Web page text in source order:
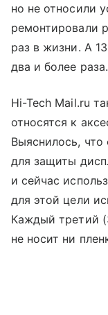
но не относили
ремонтировали
раз в жизни. А
два и более раза.
Hi-Tech Mail.ru
относятся к
Выяснилось,
для защиты
и сейчас
для этой цели
Каждый третий
не носит ни